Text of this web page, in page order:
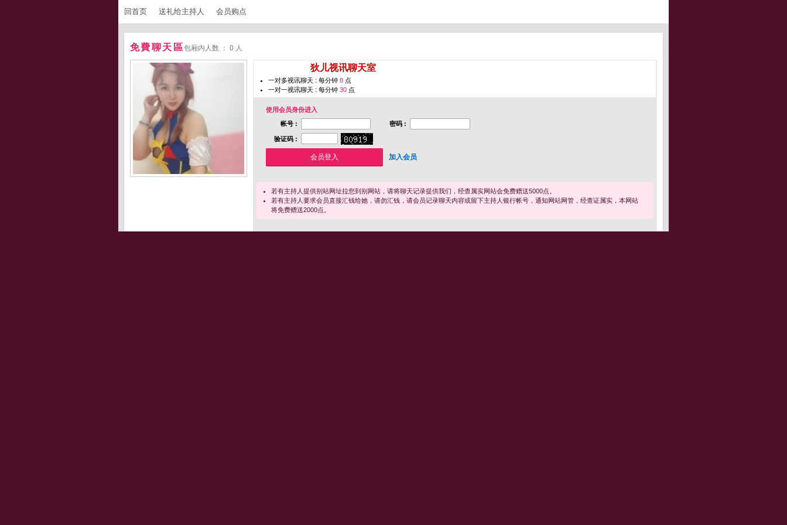
回首页 送礼给主持人 会员购点
免費聊天區包厢内人数 ： 0 人
狄儿视讯聊天室
一对多视讯聊天 : 每分钟 8 点
一对一视讯聊天 : 每分钟 30 点
使用会员身份进入
帐号 :
密码 :
验证码 :
加入会员
若有主持人提供别站网址拉您到别网站，请将聊天记录提供我们，经查属实网站会免费赠送5000点。
若有主持人要求会员直接汇钱给她，请勿汇钱，请会员记录聊天内容或留下主持人银行帐号，通知网站网管，经查证属实，本网站
将免费赠送2000点。